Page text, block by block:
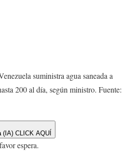
suministra agua saneada a
200 al día, según ministro. Fuente:
(IA) CLICK AQUÍ
espera.